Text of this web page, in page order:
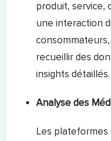
produit, service,
une interaction
recueillir des
insights détaillés.
Analyse des
Les plateformes